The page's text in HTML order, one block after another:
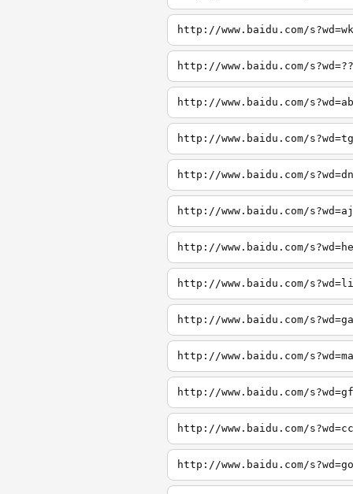
http://www.baidu.com/s?wd=wk
http://www.baidu.com/s?wd=??
http://www.baidu.com/s?wd=ab
http://www.baidu.com/s?wd=tg
http://www.baidu.com/s?wd=dn
http://www.baidu.com/s?wd=aj
http://www.baidu.com/
http://www.baidu.com/
http://www.baidu.com/
http://www.baidu.com/
http://www.baidu.com/
http://www.baidu.com/
http://www.baidu.com/